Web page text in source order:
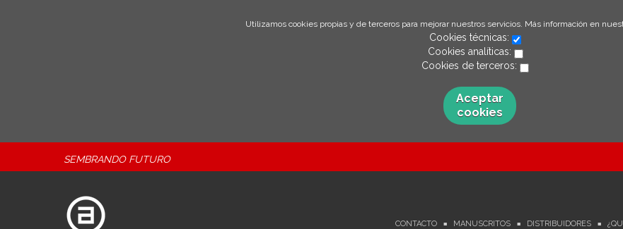
Utilizamos cookies propias y de terceros para mejorar nuestros servicios. Más información en
Cookies técnicas:
Cookies analíticas:
Cookies de terceros:
Aceptar
cookies
SEMBRANDO FUTURO
CONTACTO MANUSCRITOS DISTRIBUIDORES